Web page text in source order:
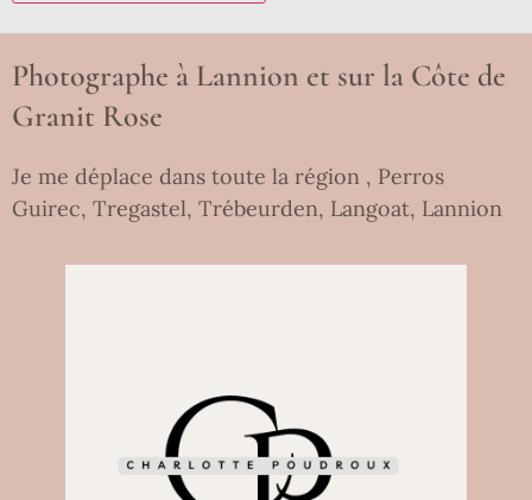
Photographe à Lannion et sur la Côte de
Granit Rose
Je me déplace dans toute la région , Perros
Guirec, Tregastel, Trébeurden, Langoat, Lannion